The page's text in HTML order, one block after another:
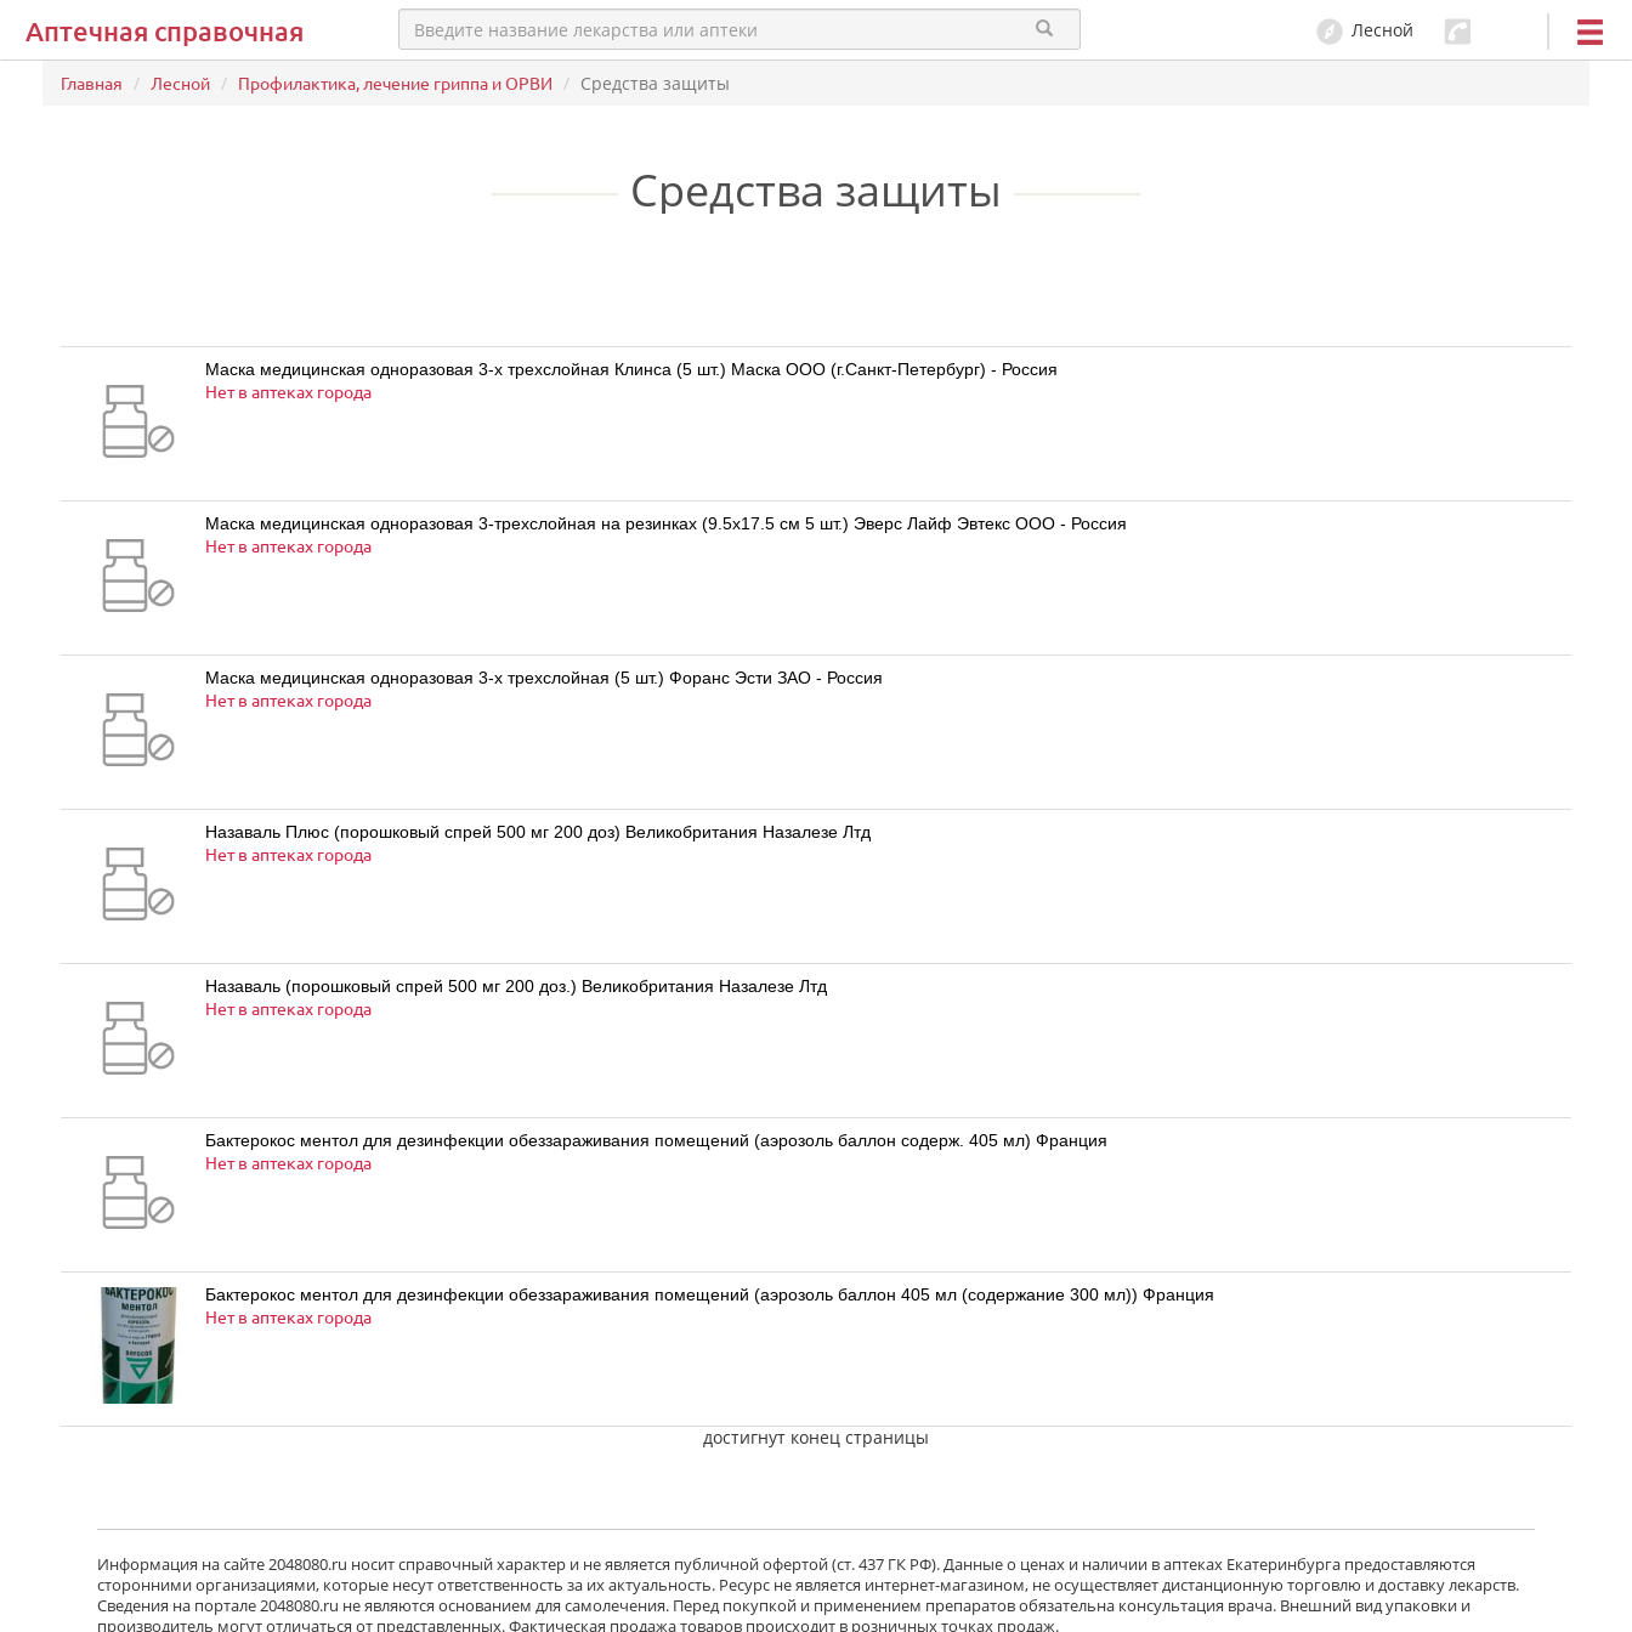
Аптечная справочная Лесной
Главная Лесной Профилактика, лечение гриппа и ОРВИ Средства защиты
Средства защиты
Маска медицинская одноразовая 3-х трехслойная Клинса (5 шт.) Маска ООО (г.Санкт-Петербург) - Россия
Нет в аптеках города
Маска медицинская одноразовая 3-трехслойная на резинках (9.5х17.5 см 5 шт.) Эверс Лайф Эвтекс ООО - Россия
Нет в аптеках города
Маска медицинская одноразовая 3-х трехслойная (5 шт.) Форанс Эсти ЗАО - Россия
Нет в аптеках города
Назаваль Плюс (порошковый спрей 500 мг 200 доз) Великобритания Назалезе Лтд
Нет в аптеках города
Назаваль (порошковый спрей 500 мг 200 доз.) Великобритания Назалезе Лтд
Нет в аптеках города
Бактерокос ментол для дезинфекции обеззараживания помещений (аэрозоль баллон содерж. 405 мл) Франция
Нет в аптеках города
Бактерокос ментол для дезинфекции обеззараживания помещений (аэрозоль баллон 405 мл (содержание 300 мл)) Франция
Нет в аптеках города
достигнут конец страницы
Информация на сайте 2048080.ru носит справочный характер и не является публичной офертой (ст. 437 ГК РФ). Данные о ценах и наличии в аптеках Екатеринбурга предоставляются
сторонними организациями, которые несут ответственность за их актуальность. Ресурс не является интернет-магазином, не осуществляет дистанционную торговлю и доставку лекарств.
Сведения на портале 2048080.ru не являются основанием для самолечения. Перед покупкой и применением препаратов обязательна консультация врача. Внешний вид упаковки и
производитель могут отличаться от представленных. Фактическая продажа товаров происходит в розничных точках продаж.